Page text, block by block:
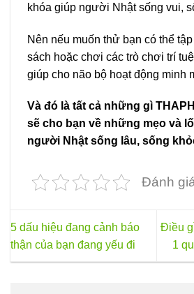
khóa giúp người Nhật sống vui,
Nên nếu muốn thử bạn có thể
sách hoặc chơi các trò chơi trí
giúp cho não bộ hoạt động minh
Và đó là tất cả những gì
sẽ cho bạn về những mẹo và
người Nhật sống lâu, sống
Đánh
5 dấu hiệu đang cảnh báo
thận của bạn đang yếu đi
Điều
1